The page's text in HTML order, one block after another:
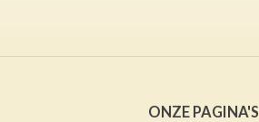
ONZE PAGINA'S